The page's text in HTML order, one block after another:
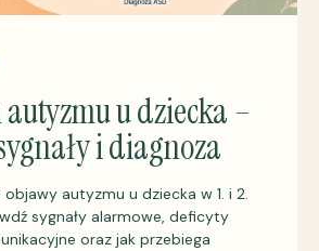
u dziecka –
i diagnoza
autyzmu u dziecka w 1. i 2.
sygnały alarmowe, deficyty
oraz jak przebiega